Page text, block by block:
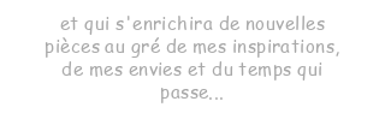
et qui s'enrichira de nouvelles
pièces au gré de mes inspirations,
de mes envies et du temps qui
passe...